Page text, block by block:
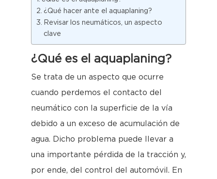
¿Qué hacer ante el aquaplaning?
Revisar los neumáticos, un aspecto
clave
¿Qué es el aquaplaning?
Se trata de un aspecto que ocurre
cuando perdemos el contacto del
neumático con la superficie de la vía
debido a un exceso de acumulación de
agua. Dicho problema puede llevar a
una importante pérdida de la tracción y,
por ende, del control del automóvil. En